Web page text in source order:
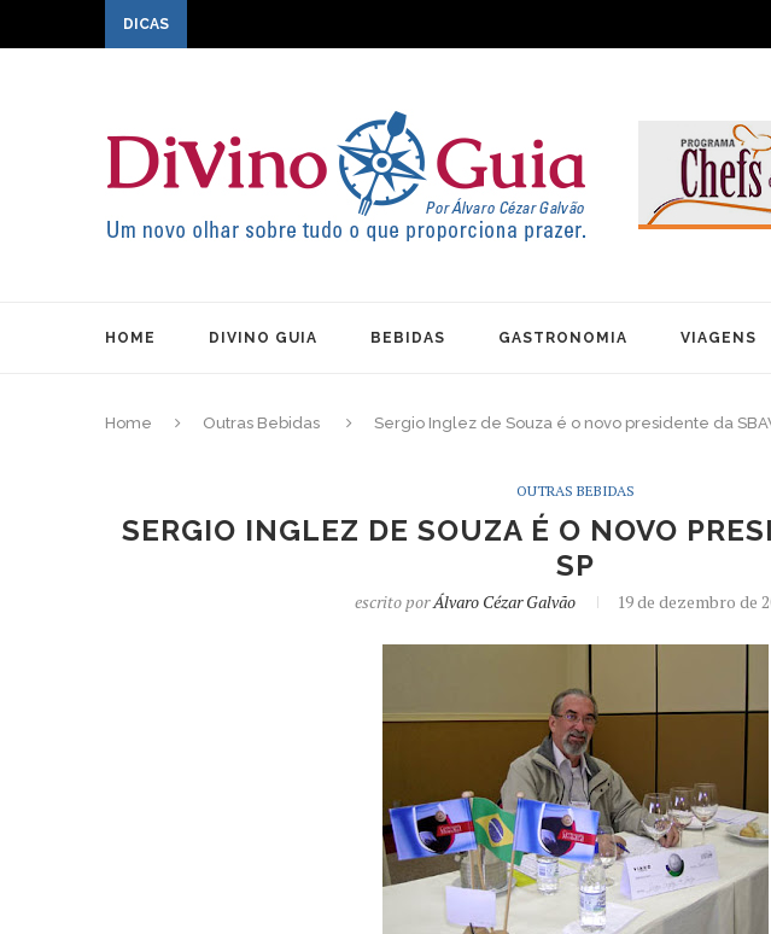
DICAS
HOME DIVINO GUIA BEBIDAS GASTRONOMIA VIAGENS
Home Outras Bebidas Sergio Inglez de Souza é o novo presidente da
OUTRAS BEBIDAS
SERGIO INGLEZ DE SOUZA É O NOVO
SP
escrito porÁlvaro Cézar Galvão 19 de dezembro de